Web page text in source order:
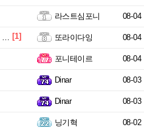
라스트심포니 08-04
[1] 또라이다잉 08-04
포니테이르 08-04
Dinar 08-03
Dinar 08-03
닝기혁 08-02